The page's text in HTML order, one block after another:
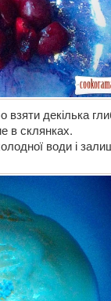
декілька
в склянках.
води і